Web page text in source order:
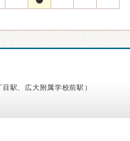
駅、広大附属学校前駅）